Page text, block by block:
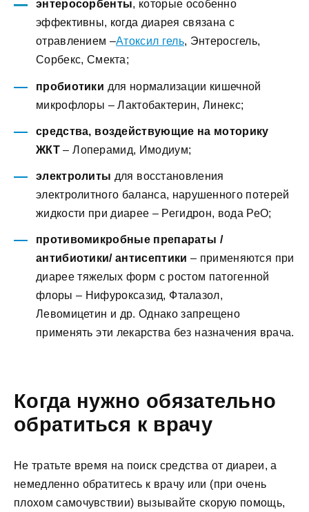
энтеросорбенты, которые особенно
эффективны, когда диарея связана с
отравлением –Атоксил гель, Энтеросгель,
Сорбекс, Смекта;
пробиотики для нормализации кишечной
микрофлоры – Лактобактерин, Линекс;
средства, воздействующие на моторику
ЖКТ– Лоперамид, Имодиум;
электролиты для восстановления
электролитного баланса, нарушенного потерей
жидкости при диарее – Регидрон, вода РеО;
противомикробные препараты /
антибиотики/ антисептики – применяются при
диарее тяжелых форм с ростом патогенной
флоры – Нифуроксазид, Фталазол,
Левомицетин и др. Однако запрещено
применять эти лекарства без назначения врача.
Когда нужно обязательно
обратиться к врачу
Не тратьте время на поиск средства от диареи, а
немедленно обратитесь к врачу или (при очень
плохом самочувствии) вызывайте скорую помощь,